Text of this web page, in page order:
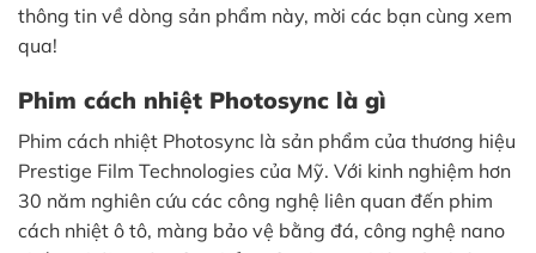
thông tin về dòng sản phẩm này, mời các bạn cùng xem
qua!
Phim cách nhiệt Photosync là gì
Phim cách nhiệt Photosync là sản phẩm của thương hiệu
Prestige Film Technologies của Mỹ. Với kinh nghiệm hơn
30 năm nghiên cứu các công nghệ liên quan đến phim
cách nhiệt ô tô, màng bảo vệ bằng đá, công nghệ nano